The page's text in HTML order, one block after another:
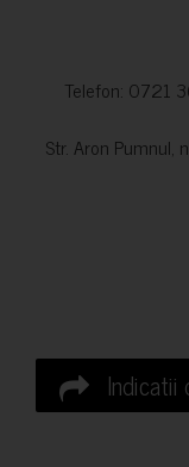
Telefon:
Str. Aron Pumnul,
Indicatii